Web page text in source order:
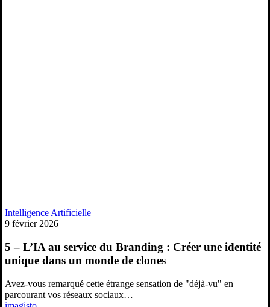
Intelligence Artificielle5
au
service
du
:
Créer
9 février 2026
5 – L’IA au service du Branding : Créer une identité
unique dans un monde de clones
Avez-vous remarqué cette étrange sensation de "déjà-vu" en
parcourant vos réseaux sociaux…